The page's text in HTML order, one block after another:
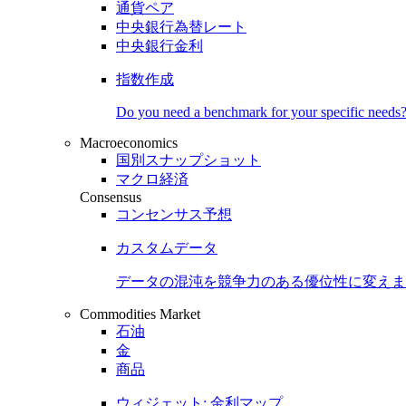
通貨ペア
中央銀行為替レート
中央銀行金利
指数作成
Do you need a benchmark for your specific needs?
Macroeconomics
国別スナップショット
マクロ経済
Consensus
コンセンサス予想
カスタムデータ
データの混沌を競争力のある優位性に変え
Commodities Market
石油
金
商品
ウィジェット: 金利マップ